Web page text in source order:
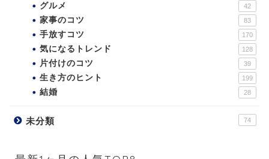
グルメ 42
家事のコツ 83
手放すコツ 170
気になるトレンド 128
片付けのコツ 39
生き方のヒント 199
結婚 28
未分類 74